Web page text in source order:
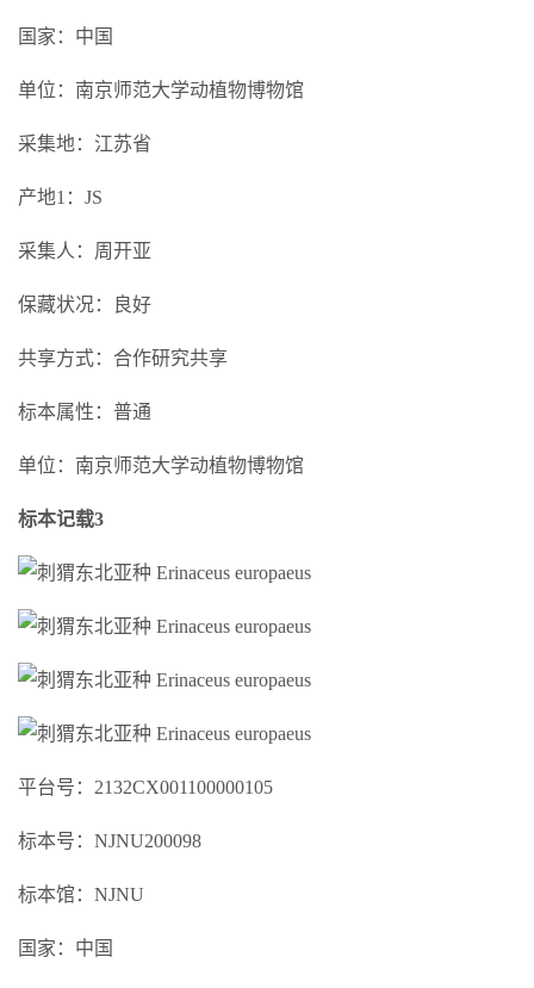
国家：中国
单位：南京师范大学动植物博物馆
采集地：江苏省
产地1：JS
采集人：周开亚
保藏状况：良好
共享方式：合作研究共享
标本属性：普通
单位：南京师范大学动植物博物馆
标本记载3
平台号：2132CX001100000105
标本号：NJNU200098
标本馆：NJNU
国家：中国